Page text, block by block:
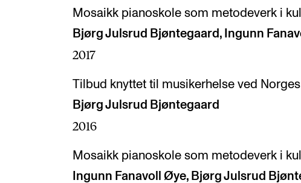
Mosaikk pianoskole som metodeverk i
Bjørg Julsrud Bjøntegaard, Ingunn
2017
Tilbud knyttet til musikerhelse ved
Bjørg Julsrud Bjøntegaard
2016
Mosaikk pianoskole som metodeverk i
Ingunn Fanavoll Øye, Bjørg Julsrud